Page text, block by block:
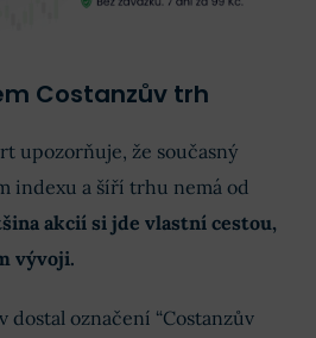
Costanzův trh
upozorňuje, že současný
indexu a šíří trhu nemá od
akcií si jde vlastní cestou,
vývoji.
dostal označení “Costanzův